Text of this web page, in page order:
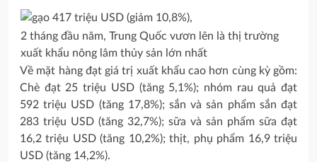
2 tháng đầu năm, Trung Quốc vươn lên là thị trường
xuất khẩu nông lâm thủy sản lớn nhất
Về mặt hàng đạt giá trị xuất khẩu cao hơn cùng kỳ gồm:
Chè đạt 25 triệu USD (tăng 5,1%); nhóm rau quả đạt
592 triệu USD (tăng 17,8%); sắn và sản phẩm sắn đạt
283 triệu USD (tăng 32,7%); sữa và sản phẩm sữa đạt
16,2 triệu USD (tăng 10,2%); thịt, phụ phẩm 16,9 triệu
USD (tăng 14,2%).